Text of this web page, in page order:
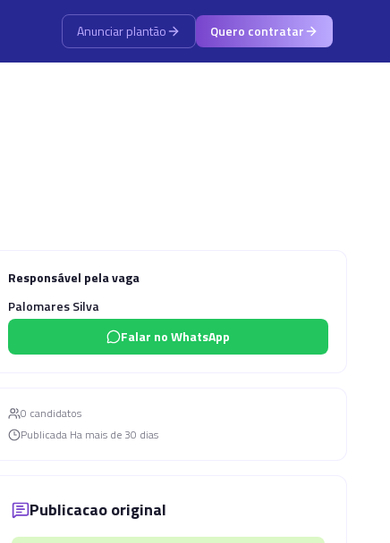
Anunciar plantão Quero contratar
Responsável pela vaga
Palomares Silva
Falar no WhatsApp
0 candidatos
Publicada Ha mais de 30 dias
Publicacao original